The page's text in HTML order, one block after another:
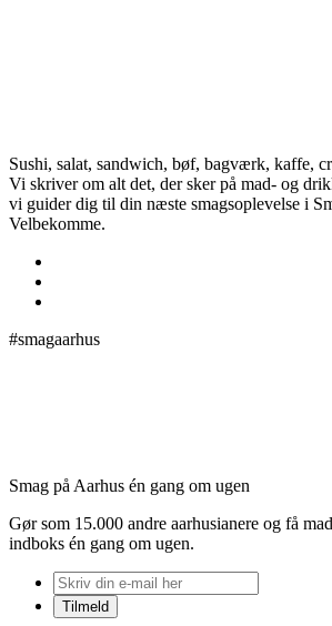
Sushi, salat, sandwich, bøf, bagværk, kaffe,
Vi skriver om alt det, der sker på mad- og
vi guider dig til din næste smagsoplevelse i
Velbekomme.
#smagaarhus
Smag på Aarhus én gang om ugen
Gør som 15.000 andre aarhusianere og få
indboks én gang om ugen.